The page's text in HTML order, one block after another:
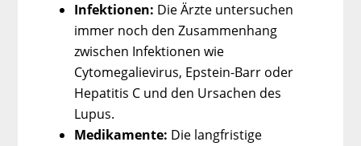
Infektionen: Die Ärzte untersuchen
immer noch den Zusammenhang
zwischen Infektionen wie
Cytomegalievirus, Epstein-Barr oder
Hepatitis C und den Ursachen des
Lupus.
Medikamente: Die langfristige